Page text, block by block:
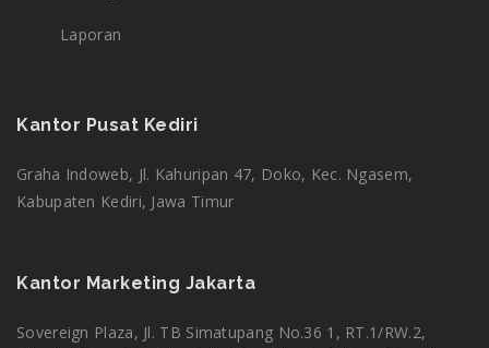
Laporan
Kantor Pusat Kediri
Graha Indoweb, Jl. Kahuripan 47, Doko, Kec. Ngasem,
Kabupaten Kediri, Jawa Timur
Kantor Marketing Jakarta
Sovereign Plaza, Jl. TB Simatupang No.36 1, RT.1/RW.2,
pertanyaan Anda. Tanya kami apa saja!